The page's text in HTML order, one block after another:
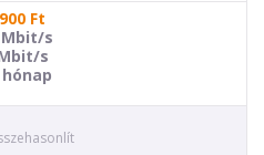
Ft
Mbit/s
s
hónap